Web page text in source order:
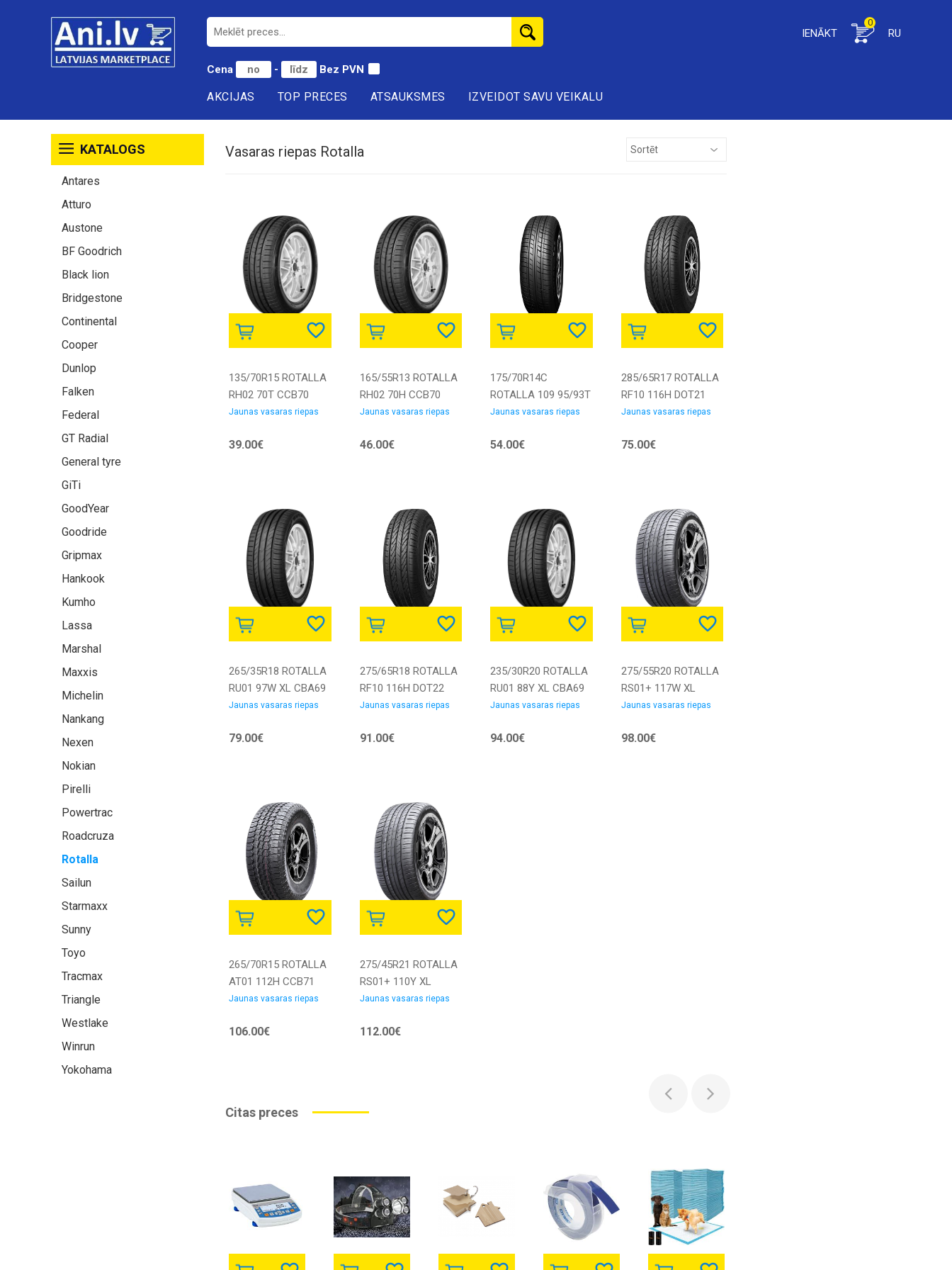
Cena - Bez PVN
IENĀKT
0
RU
AKCIJAS TOP PRECES ATSAUKSMES IZVEIDOT SAVU VEIKALU
KATALOGS
Antares
Atturo
Austone
BF Goodrich
Black lion
Bridgestone
Continental
Cooper
Dunlop
Falken
Federal
GT Radial
General tyre
GiTi
GoodYear
Goodride
Gripmax
Hankook
Kumho
Lassa
Marshal
Maxxis
Michelin
Nankang
Nexen
Nokian
Pirelli
Powertrac
Roadcruza
Rotalla
Sailun
Starmaxx
Sunny
Toyo
Tracmax
Triangle
Westlake
Winrun
Yokohama
Vasaras riepas Rotalla
135/70R15 ROTALLA
RH02 70T CCB70
Vasaras riepas
Jaunas vasaras riepas
39.00€
165/55R13 ROTALLA
RH02 70H CCB70
Vasaras riepas
Jaunas vasaras riepas
46.00€
175/70R14C
ROTALLA 109 95/93T
DDB72 Vasaras
Jaunas vasaras riepas
54.00€
285/65R17 ROTALLA
RF10 116H DOT21
CCB72 Vasaras
Jaunas vasaras riepas
75.00€
265/35R18 ROTALLA
RU01 97W XL CBA69
Vasaras riepas
Jaunas vasaras riepas
79.00€
275/65R18 ROTALLA
RF10 116H DOT22
CCB71 Vasaras
Jaunas vasaras riepas
91.00€
235/30R20 ROTALLA
RU01 88Y XL CBA69
Vasaras riepas
Jaunas vasaras riepas
94.00€
275/55R20 ROTALLA
RS01+ 117W XL
DOT21 CCB72
Jaunas vasaras riepas
98.00€
265/70R15 ROTALLA
AT01 112H CCB71
Vasaras riepas
Jaunas vasaras riepas
106.00€
275/45R21 ROTALLA
RS01+ 110Y XL
CCB72 Vasaras
Jaunas vasaras riepas
112.00€
Citas preces